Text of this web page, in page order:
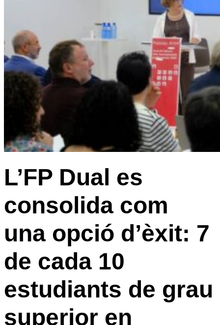
L’FP Dual es
consolida com
una opció d’èxit: 7
de cada 10
estudiants de grau
superior en